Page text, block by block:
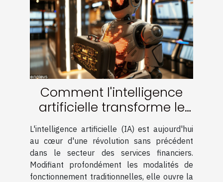
Comment l'intelligence
artificielle transforme le
secteur des services
financiers
L'intelligence artificielle (IA) est aujourd'hui
au cœur d'une révolution sans précédent
dans le secteur des services financiers.
Modifiant profondément les modalités de
fonctionnement traditionnelles, elle ouvre la